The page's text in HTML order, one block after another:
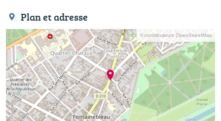
Plan et adresse
© contributeurs OpenStreetMap